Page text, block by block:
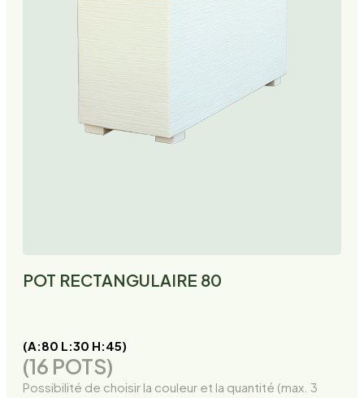
POT RECTANGULAIRE 80
(A:80 L:30 H:45)
(16 POTS)
Possibilité de choisir la couleur et la quantité (max. 3